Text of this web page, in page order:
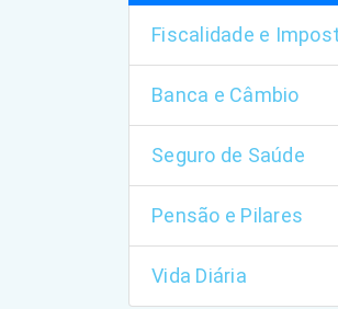
Fiscalidade e
Banca e Câmbio
Seguro de Saúde
Pensão e Pilares
Vida Diária